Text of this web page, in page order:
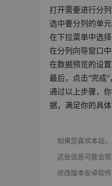
打开需要进行分
选中要分列的单
在下拉菜单中选择
在分列向导窗口
在数据预览的设
最后，点击"完成"
通过以上步骤，
据，满足你的具体
如果您喜欢本站，
这些信息可能会帮
修改版本安卓软